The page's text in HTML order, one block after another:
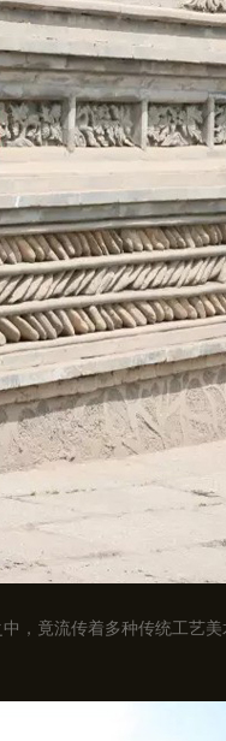
竟流传着多种传统工艺